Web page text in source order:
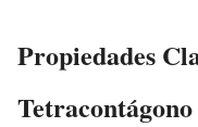
Propiedades